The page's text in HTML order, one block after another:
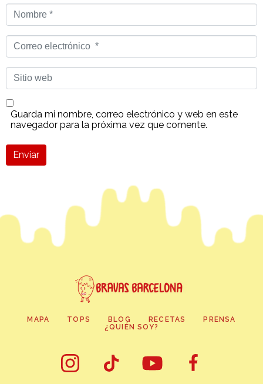
Nombre
Correo
electrónico
*
Sitio
web
Guarda mi nombre, correo electrónico y web en este
navegador para la próxima vez que comente.
Enviar
MAPA TOPS BLOG RECETAS
PRENSA
¿QUIÉN SOY?